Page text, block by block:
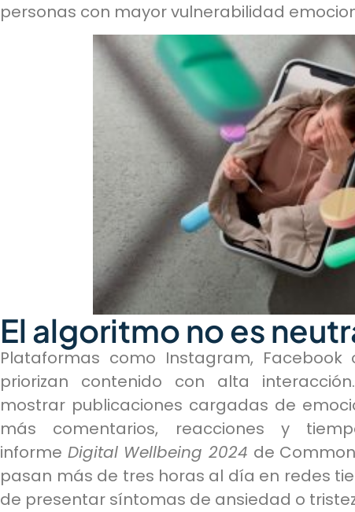
personas con mayor vulnerabilidad
El algoritmo no es
Plataformas como Instagram, Facebook
priorizan contenido con alta
mostrar publicaciones cargadas de
más comentarios, reacciones y
informe Digital Wellbeing 2024 de
pasan más de tres horas al día en redes
de presentar síntomas de ansiedad o